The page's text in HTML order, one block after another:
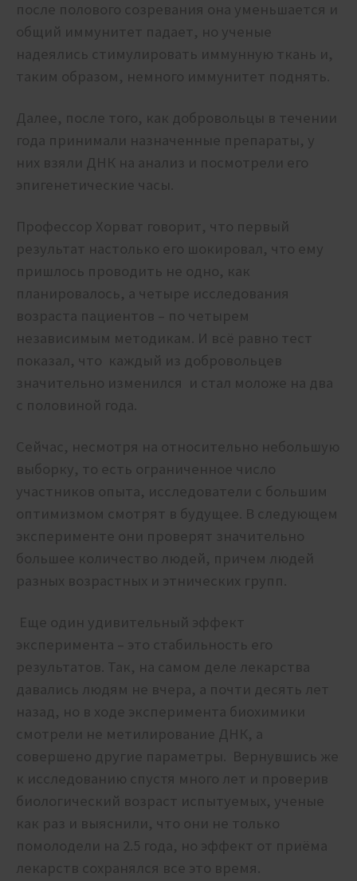
после полового созревания она уменьшается и
общий иммунитет падает, но ученые
надеялись стимулировать иммунную ткань и,
таким образом, немного иммунитет поднять.
Далее, после того, как добровольцы в течении
года принимали назначенные препараты, у
них взяли ДНК на анализ и посмотрели его
эпигенетические часы.
Профессор Хорват говорит, что первый
результат настолько его шокировал, что ему
пришлось проводить не одно, как
планировалось, а четыре исследования
возраста пациентов – по четырем
независимым методикам. И всё равно тест
показал, что каждый из добровольцев
значительно изменился и стал моложе на два
с половиной года.
Сейчас, несмотря на относительно небольшую
выборку, то есть ограниченное число
участников опыта, исследователи с большим
оптимизмом смотрят в будущее. В следующем
эксперименте они проверят значительно
большее количество людей, причем людей
разных возрастных и этнических групп.
Еще один удивительный эффект
эксперимента – это стабильность его
результатов. Так, на самом деле лекарства
давались людям не вчера, а почти десять лет
назад, но в ходе эксперимента биохимики
смотрели не метилирование ДНК, а
совершено другие параметры. Вернувшись же
к исследованию спустя много лет и проверив
биологический возраст испытуемых, ученые
как раз и выяснили, что они не только
помолодели на 2.5 года, но эффект от приёма
лекарств сохранялся все это время.